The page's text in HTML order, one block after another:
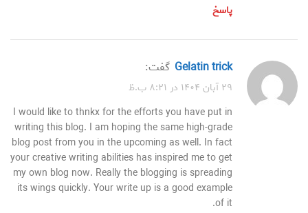
پاسخ
gelatin trick گفت:
۲۹ آبان ۱۴۰۴ در ۸:۲۱ ب.ظ
I would like to thnkx for the efforts you have put in
writing this blog. I am hoping the same high-grade
blog post from you in the upcoming as well. In fact
your creative writing abilities has inspired me to get
my own blog now. Really the blogging is spreading
its wings quickly. Your write up is a good example
of it.